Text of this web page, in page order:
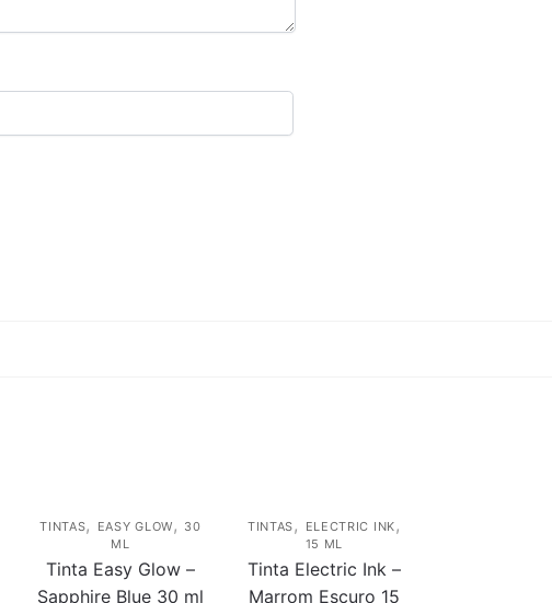
TINTAS, EASY GLOW , 30
ML
Tinta Easy Glow –
Sapphire Blue 30 ml
TINTAS , ELECTRIC INK ,
15 ML
Tinta Electric Ink –
Marrom Escuro 15